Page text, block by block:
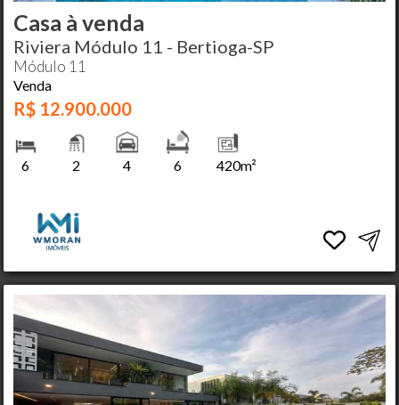
Casa à venda
Riviera Módulo 11 - Bertioga-SP
Módulo 11
Venda
R$ 12.900.000
6 2 4 6 420m²